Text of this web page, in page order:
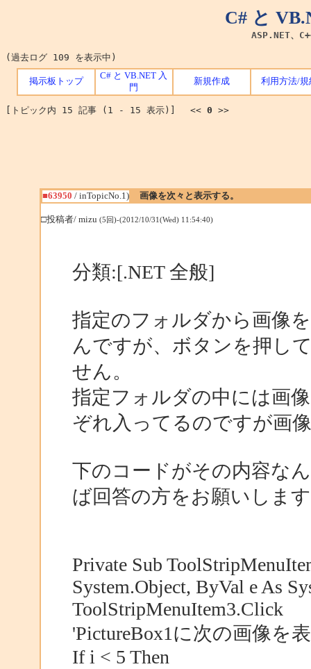
C# と
ASP.NET、
(過去ログ 109 を表示中)
掲示板トップ
C# と VB.NET 入
門
新規作成 利用方法/規
[トピック内 15 記事 (1 - 15 表示)] << 0 >>
■63950 / inTopicNo.1) 画像を次々と表示する。
□投稿者/ mizu (5回)-(2012/10/31(Wed) 11:54:40)
分類:[.NET 全般]
指定のフォルダから画像
んですが、ボタンを押し
せん。
指定フォルダの中には画
ぞれ入ってるのですが画
下のコードがその内容な
ば回答の方をお願いしま
Private Sub
System.Object, ByVal e As
ToolStripMenuItem3.Click
'PictureBox1に次の画像を
If i < 5 Then